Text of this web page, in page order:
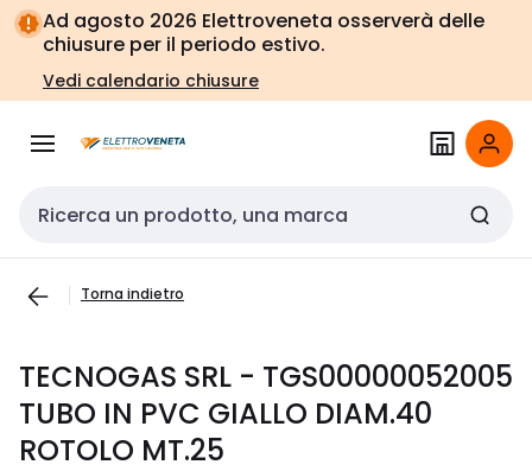
Vai alla
navigazione
Vai
alla
pagina
Ad agosto 2026 Elettroveneta osserverà delle
chiusure per il periodo estivo.
Vedi calendario chiusure
Cerca input
Torna indietro
TECNOGAS SRL - TGS00000052005
TUBO IN PVC GIALLO DIAM.40
ROTOLO MT.25